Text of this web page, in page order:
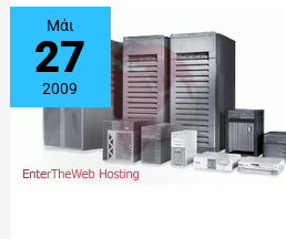
Μάι
27
2009